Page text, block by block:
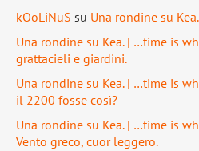
kOoLiNuS su Una rondine su Kea.
Una rondine su Kea. | …time is
grattacieli e giardini.
Una rondine su Kea. | …time is
il 2200 fosse così?
Una rondine su Kea. | …time is
Vento greco, cuor leggero.